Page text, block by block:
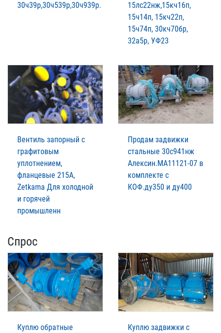
30ч39р,30ч539р,30ч939р.
15лс22нж,15кч16п,
15ч14п, 15кч22п,
15ч74п, 30кч70бр,
32а5р, УФ23
Вентиль запорный с
графитовым
уплотнением,
фланцевые 215A,
Zetkama Для холодной
и горячей
промышленн
Продам задвижки
стальные 30с941нж
Алексин.МА11121-07 в
комплекте с
КОФ.ду350 и ду400
Спрос
Куплю обратные Куплю задвижки с